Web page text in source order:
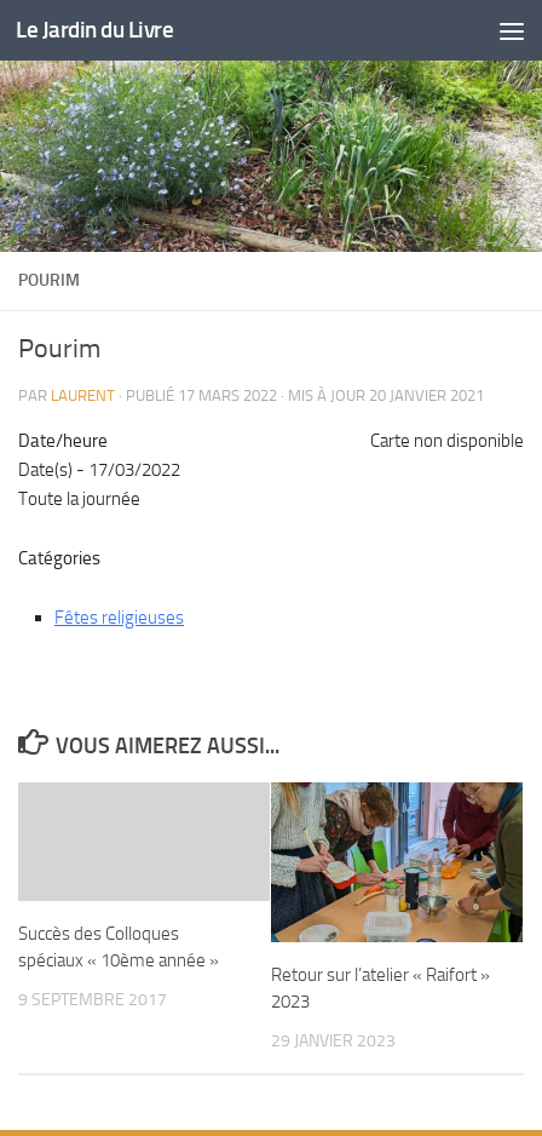
Skip to content
Le Jardin du Livre
POURIM
Pourim
PAR LAURENT · PUBLIÉ 17 MARS 2022 · MIS À JOUR 20 JANVIER 2021
Carte non disponible
Date/heure
Date(s) - 17/03/2022
Toute la journée
Catégories
Fêtes religieuses
VOUS AIMEREZ AUSSI...
Succès des Colloques
spéciaux « 10ème année »
9 SEPTEMBRE 2017
Retour sur l’atelier « Raifort »
2023
29 JANVIER 2023